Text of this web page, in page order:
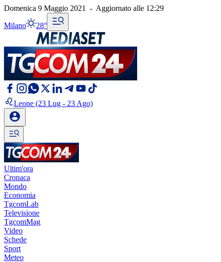
Domenica 9 Maggio 2021 - Aggiornato alle 12:29
Milano 28°
Leone (23 Lug - 23 Ago)
Ultim'ora
Cronaca
Mondo
Economia
TgcomLab
Televisione
TgcomMag
Video
Schede
Sport
Meteo